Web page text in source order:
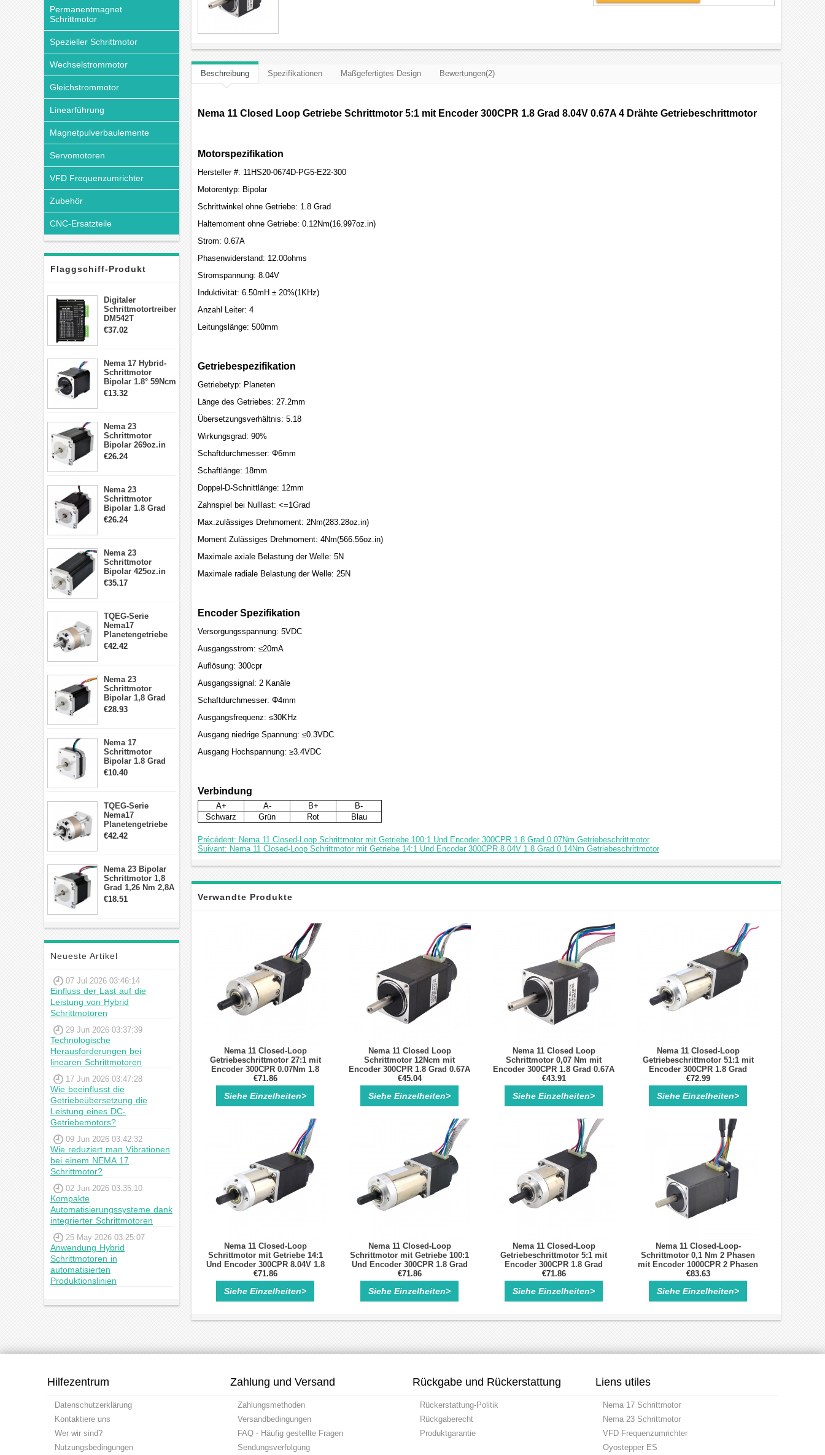
Permanentmagnet
Schrittmotor
Spezieller Schrittmotor
Wechselstrommotor
Gleichstrommotor
Linearführung
Magnetpulverbaulemente
Servomotoren
VFD Frequenzumrichter
Zubehör
CNC-Ersatzteile
Flaggschiff-Produkt
Digitaler
Schrittmotortreiber
DM542T
Schrittmotor
Schrittmotor
€37.02
Nema 17 Hybrid-
Schrittmotor
Bipolar 1.8° 59Ncm
2A 4 Drähte mit 1m
€13.32
Nema 23
Schrittmotor
Bipolar 269oz.in
2,8A 57x57x76mm
€26.24
Nema 23
Schrittmotor
Bipolar 1.8 Grad
1.9Nm 3A 3.36V 4
€26.24
Nema 23
Schrittmotor
Bipolar 425oz.in
4.2A 57x57x114mm
€35.17
TQEG-Serie
Nema17
Planetengetriebe
5:1 Spiel 15Arc-
€42.42
Nema 23
Schrittmotor
Bipolar 1,8 Grad
2,83Nm 4 A 2,26V
€28.93
Nema 17
Schrittmotor
Bipolar 1.8 Grad
8.7Ncm 1A 3.5V 4
€10.40
TQEG-Serie
Nema17
Planetengetriebe
10:1 Spiel 15Arc-
€42.42
Nema 23 Bipolar
Schrittmotor 1,8
Grad 1,26 Nm 2,8A
2,5V 4 Drähte
€18.51
Neueste Artikel
07 Jul 2026 03:46:14
Einfluss der Last auf die
Leistung von Hybrid
Schrittmotoren
29 Jun 2026 03:37:39
Technologische
Herausforderungen bei
linearen Schrittmotoren
17 Jun 2026 03:47:28
Wie beeinflusst die
Getriebeübersetzung die
Leistung eines DC-
Getriebemotors?
09 Jun 2026 03:42:32
Wie reduziert man Vibrationen
bei einem NEMA 17
Schrittmotor?
02 Jun 2026 03:35:10
Kompakte
Automatisierungssysteme dank
integrierter Schrittmotoren
25 May 2026 03:25:07
Anwendung Hybrid
Schrittmotoren in
automatisierten
Produktionslinien
Beschreibung Spezifikationen Maßgefertigtes Design Bewertungen(2)
Nema 11 Closed Loop Getriebe Schrittmotor 5:1 mit Encoder 300CPR 1.8 Grad 8.04V 0.67A 4 Drähte Getriebeschrittmotor
Motorspezifikation
Hersteller #: 11HS20-0674D-PG5-E22-300
Motorentyp: Bipolar
Schrittwinkel ohne Getriebe: 1.8 Grad
Haltemoment ohne Getriebe: 0.12Nm(16.997oz.in)
Strom: 0.67A
Phasenwiderstand: 12.00ohms
Stromspannung: 8.04V
Induktivität: 6.50mH ± 20%(1KHz)
Anzahl Leiter: 4
Leitungslänge: 500mm
Getriebespezifikation
Getriebetyp: Planeten
Länge des Getriebes: 27.2mm
Übersetzungsverhältnis: 5.18
Wirkungsgrad: 90%
Schaftdurchmesser: Φ6mm
Schaftlänge: 18mm
Doppel-D-Schnittlänge: 12mm
Zahnspiel bei Nulllast: <=1Grad
Max.zulässiges Drehmoment: 2Nm(283.28oz.in)
Moment Zulässiges Drehmoment: 4Nm(566.56oz.in)
Maximale axiale Belastung der Welle: 5N
Maximale radiale Belastung der Welle: 25N
Encoder Spezifikation
Versorgungsspannung: 5VDC
Ausgangsstrom: ≤20mA
Auflösung: 300cpr
Ausgangssignal: 2 Kanäle
Schaftdurchmesser: Φ4mm
Ausgangsfrequenz: ≤30KHz
Ausgang niedrige Spannung: ≤0.3VDC
Ausgang Hochspannung: ≥3.4VDC
Verbindung
A+ A- B+
B-
Schwarz
Grün Rot Blau
Précédent: Nema 11 Closed-Loop Schrittmotor mit Getriebe 100:1 Und Encoder 300CPR 1.8 Grad 0.07Nm Getriebeschrittmotor
Suivant: Nema 11 Closed-Loop Schrittmotor mit Getriebe 14:1 Und Encoder 300CPR 8.04V 1.8 Grad 0.14Nm Getriebeschrittmotor
Verwandte Produkte
Nema 11 Closed-Loop
Getriebeschrittmotor 27:1 mit
Encoder 300CPR 0.07Nm 1.8
Grad 0.67A 4 Drähte Getriebe
Schrittmotor
€71.86
Siehe Einzelheiten>
Nema 11 Closed Loop
Schrittmotor 12Ncm mit
Encoder 300CPR 1.8 Grad 0.67A
6.20V Bipolar Schrittmotor mit
Encoder
€45.04
Siehe Einzelheiten>
Nema 11 Closed Loop
Schrittmotor 0,07 Nm mit
Encoder 300CPR 1.8 Grad 0.67A
3.75V Bipolar Schrittmotor mit
Encoder
€43.91
Siehe Einzelheiten>
Nema 11 Closed-Loop
Getriebeschrittmotor 51:1 mit
Encoder 300CPR 1.8 Grad
Bipolar Schrittmotor mit
Encoder
€72.99
Siehe Einzelheiten>
Nema 11 Closed-Loop
Schrittmotor mit Getriebe 14:1
Und Encoder 300CPR 8.04V 1.8
Grad 0.14Nm
Getriebeschrittmotor
€71.86
Siehe Einzelheiten>
Nema 11 Closed-Loop
Schrittmotor mit Getriebe 100:1
Und Encoder 300CPR 1.8 Grad
0.07Nm Getriebeschrittmotor
€71.86
Siehe Einzelheiten>
Nema 11 Closed-Loop
Getriebeschrittmotor 5:1 mit
Encoder 300CPR 1.8 Grad
0.07Nm Bipolar
Getriebeschrittmotor
€71.86
Siehe Einzelheiten>
Nema 11 Closed-Loop-
Schrittmotor 0,1 Nm 2 Phasen
mit Encoder 1000CPR 2 Phasen
€83.63
Siehe Einzelheiten>
Hilfezentrum
Datenschutzerklärung
Kontaktiere uns
Wer wir sind?
Nutzungsbedingungen
Zahlung und Versand
Zahlungsmethoden
Versandbedingungen
FAQ - Häufig gestellte Fragen
Sendungsverfolgung
Rückgabe und Rückerstattung
Rückerstattung-Politik
Rückgaberecht
Produktgarantie
Liens utiles
Nema 17 Schrittmotor
Nema 23 Schrittmotor
VFD Frequenzumrichter
Oyostepper ES